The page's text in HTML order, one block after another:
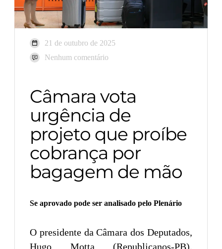
21 de outubro de 2025
Nenhum comentário
Câmara vota
urgência de
projeto que proíbe
cobrança por
bagagem de mão
Se aprovado pode ser analisado pelo Plenário
O presidente da Câmara dos Deputados,
Hugo Motta (Republicanos-PB),